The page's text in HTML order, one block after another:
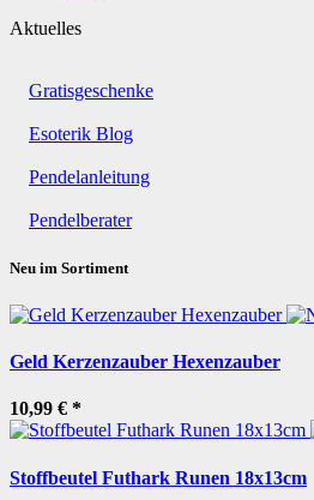
Aktuelles
Gratisgeschenke
Esoterik Blog
Pendelanleitung
Pendelberater
Neu im Sortiment
Geld Kerzenzauber Hexenzauber
10,99 € *
Stoffbeutel Futhark Runen 18x13cm